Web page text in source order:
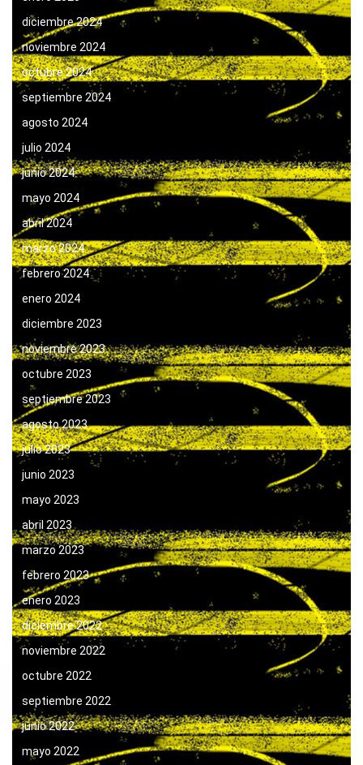
diciembre 2024
noviembre 2024
octubre 2024
septiembre 2024
agosto 2024
julio 2024
junio 2024
mayo 2024
abril 2024
marzo 2024
febrero 2024
enero 2024
diciembre 2023
noviembre 2023
octubre 2023
septiembre 2023
agosto 2023
julio 2023
junio 2023
mayo 2023
abril 2023
marzo 2023
febrero 2023
enero 2023
diciembre 2022
noviembre 2022
octubre 2022
septiembre 2022
junio 2022
mayo 2022